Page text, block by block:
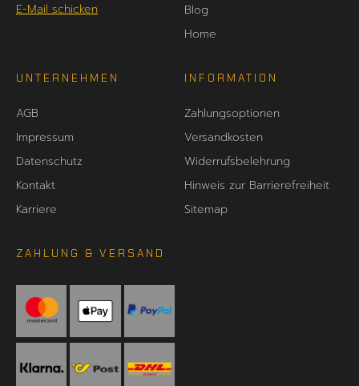
E-Mail schicken
Blog
Home
UNTERNEHMEN
AGB
Impressum
Datenschutz
Kontakt
Karriere
INFORMATION
Zahlungsoptionen
Versandkosten
Widerrufsbelehrung
Hinweis zur Barrierefreiheit
Sitemap
ZAHLUNG & VERSAND